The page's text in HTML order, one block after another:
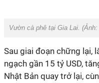
Vườn cà phê tại Gia Lai. (Ảnh:
Sau giai đoạn chững lại,
ngạch gần 15 tỷ USD,
Nhật Bản quay trở lại,